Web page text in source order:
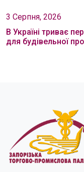
3 Серпня, 2026
В Україні триває
для будівельної